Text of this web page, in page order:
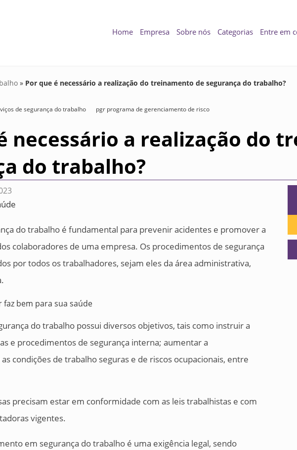
Home Empresa Categorias Entre em
Sobre nós
» Por que é necessário a realização do treinamento de segurança do trabalho?
de segurança do trabalho pgr programa de gerenciamento de risco
necessário a realização do
do trabalho?
do trabalho é fundamental para prevenir acidentes e promover a
colaboradores de uma empresa. Os procedimentos de segurança
por todos os trabalhadores, sejam eles da área administrativa,
do trabalho possui diversos objetivos, tais como instruir a
e procedimentos de segurança interna; aumentar a
condições de trabalho seguras e de riscos ocupacionais, entre
precisam estar em conformidade com as leis trabalhistas e com
vigentes.
em segurança do trabalho é uma exigência legal, sendo